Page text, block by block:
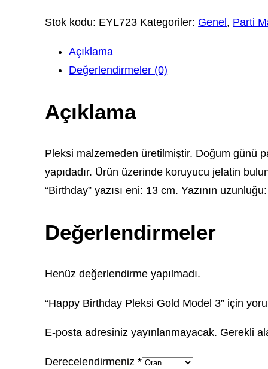
Stok kodu: EYL723 Kategoriler: Genel , Parti
Açıklama
Değerlendirmeler (0)
Açıklama
Pleksi malzemeden üretilmiştir. Doğum günü
yapıdadır. Ürün üzerinde koruyucu jelatin
“Birthday” yazısı eni: 13 cm. Yazının
Değerlendirmeler
Henüz değerlendirme yapılmadı.
“Happy Birthday Pleksi Gold Model 3” için
E-posta adresiniz yayınlanmayacak. Gerekli
Derecelendirmeniz*